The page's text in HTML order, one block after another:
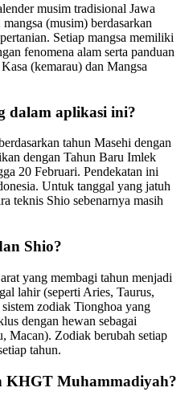
musim tradisional Jawa
(musim) berdasarkan
Setiap mangsa memiliki
fenomena alam serta panduan
(kemarau) dan Mangsa
dalam aplikasi ini?
tahun Masehi dengan
dengan Tahun Baru Imlek
20 Februari. Pendekatan ini
Untuk tanggal yang jatuh
teknis Shio sebenarnya masih
Shio?
yang membagi tahun menjadi
lahir (seperti Aries, Taurus,
zodiak Tionghoa yang
dengan hewan sebagai
Macan). Zodiak berubah setiap
tahun.
Muhammadiyah?